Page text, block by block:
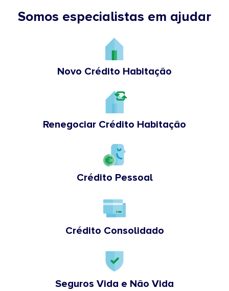
Somos especialistas em ajudar
Novo Crédito Habitação
Renegociar Crédito Habitação
Crédito Pessoal
Crédito Consolidado
Seguros Vida e Não Vida